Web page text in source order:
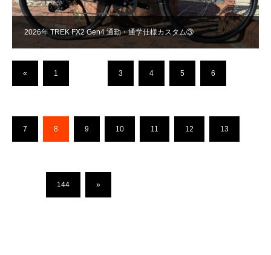
2026年 TREK FX2 Gen4 通勤・通学仕様カスタム③
« 1 3 4 5 6
7 8 9 10 11 12 13
144 »